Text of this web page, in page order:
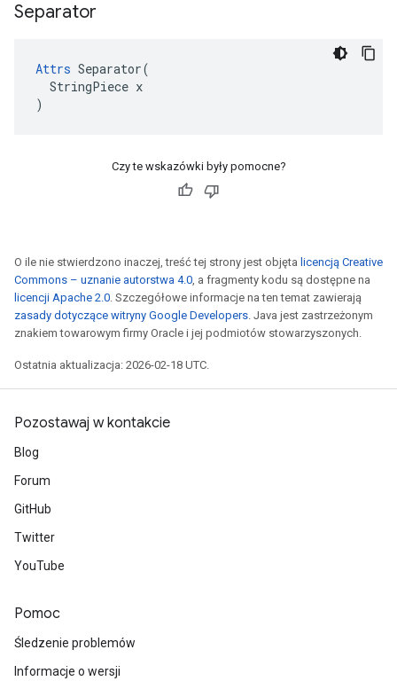
Separator
Attrs Separator(
  StringPiece x
)
Czy te wskazówki były pomocne?
O ile nie stwierdzono inaczej, treść tej strony jest objęta licencją Creative
Commons – uznanie autorstwa 4.0, a fragmenty kodu są dostępne na
licencji Apache 2.0. Szczegółowe informacje na ten temat zawierają
zasady dotyczące witryny Google Developers. Java jest zastrzeżonym
znakiem towarowym firmy Oracle i jej podmiotów stowarzyszonych.
Ostatnia aktualizacja: 2026-02-18 UTC.
Pozostawaj w kontakcie
Blog
Forum
GitHub
Twitter
YouTube
Pomoc
Śledzenie problemów
Informacje o wersji